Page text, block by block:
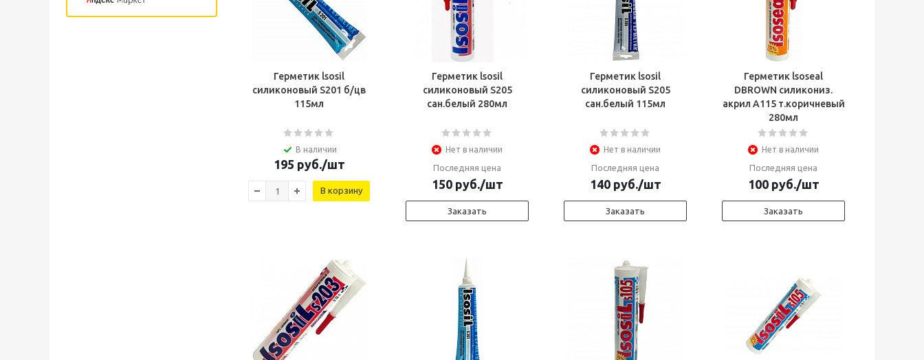
Герметик lsosil
силиконовый S201 б/цв
115мл
В наличии
195 руб./шт
В корзину
Герметик lsosil
силиконовый S205
сан.белый 280мл
Нет в наличии
Последняя цена
150руб./шт
Заказать
Герметик lsosil
силиконовый S205
сан.белый 115мл
Нет в наличии
Последняя цена
140руб./шт
Заказать
Герметик lsoseal
DBROWN силикониз.
акрил А115 т.коричневый
280мл
Нет в наличии
Последняя цена
100руб./шт
Заказать